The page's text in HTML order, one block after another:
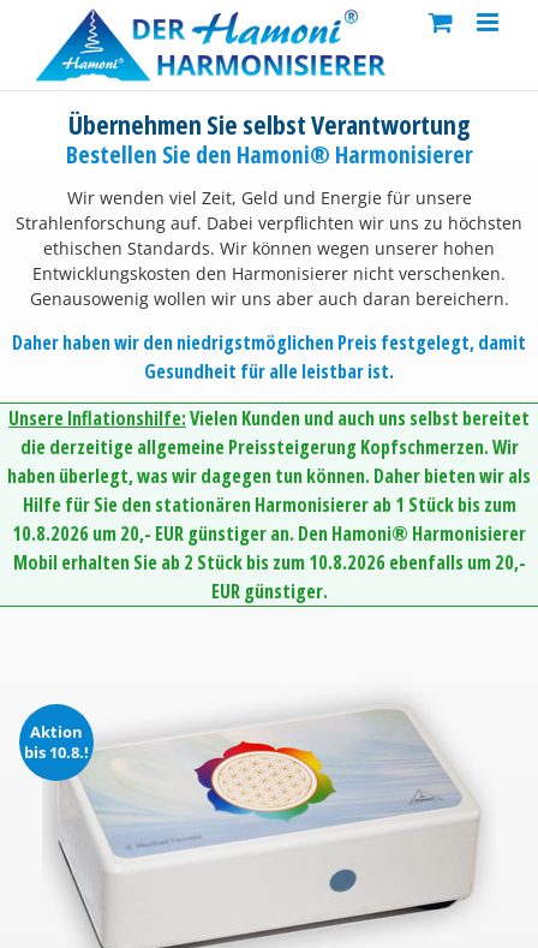
content
Übernehmen Sie selbst Verantwortung
Bestellen Sie den Hamoni® Harmonisierer
Wir wenden viel Zeit, Geld und Energie für unsere
Strahlenforschung auf. Dabei verpflichten wir uns zu höchsten
ethischen Standards. Wir können wegen unserer hohen
Entwicklungskosten den Harmonisierer nicht verschenken.
Genausowenig wollen wir uns aber auch daran bereichern.
Daher haben wir den niedrigstmöglichen Preis festgelegt, damit
Gesundheit für alle leistbar ist.
Unsere Inflationshilfe:Vielen Kunden und auch uns selbst bereitet
die derzeitige allgemeine Preissteigerung Kopfschmerzen. Wir
haben überlegt, was wir dagegen tun können. Daher bieten wir als
Hilfe für Sie den stationären Harmonisierer ab 1 Stück bis zum
10.8.2026 um 20,- EUR günstiger an. Den Hamoni® Harmonisierer
Mobil erhalten Sie ab 2 Stück bis zum 10.8.2026 ebenfalls um 20,-
EUR günstiger.
Aktion
bis 10.8.!